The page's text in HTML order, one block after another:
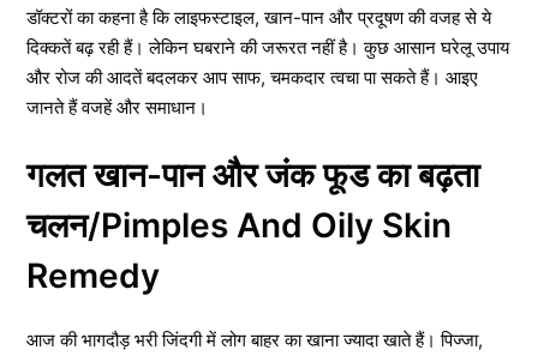
डॉक्टरों का कहना है कि लाइफस्टाइल, खान-पान और प्रदूषण की वजह से ये
दिक्कतें बढ़ रही हैं। लेकिन घबराने की जरूरत नहीं है। कुछ आसान घरेलू उपाय
और रोज की आदतें बदलकर आप साफ, चमकदार त्वचा पा सकते हैं। आइए
जानते हैं वजहें और समाधान।
गलत खान-पान और जंक फूड का बढ़ता
चलन/Pimples And Oily Skin
Remedy
आज की भागदौड़ भरी जिंदगी में लोग बाहर का खाना ज्यादा खाते हैं। पिज्जा,